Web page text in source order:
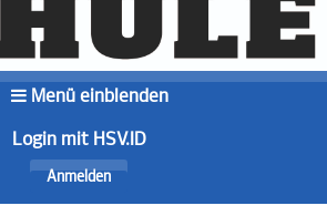
Menü einblenden
Login mit HSV.ID
Anmelden